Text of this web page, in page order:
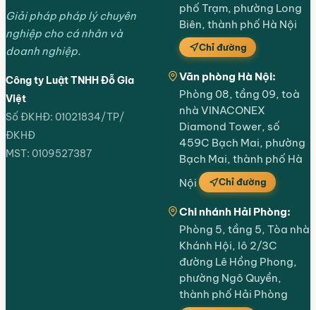
Giải pháp pháp lý chuyên
nghiệp cho cá nhân và
doanh nghiệp.
Công ty Luật TNHH Đỗ Gia
Việt
Số ĐKHĐ: 01021834/TP/
ĐKHĐ
MST: 0109527387
phố Trạm, phường Long
Biên, thành phố Hà Nội
Chỉ đường
Văn phòng Hà Nội:
Phòng 08, tầng 09, toà
nhà VINACONEX
Diamond Tower, số
459C Bạch Mai, phường
Bạch Mai, thành phố Hà
Nội
Chỉ đường
Chi nhánh Hải Phòng:
Phòng 5, tầng 5, Tòa nhà
Khánh Hội, lô 2/3C
đường Lê Hồng Phong,
phường Ngô Quyền,
thành phố Hải Phòng